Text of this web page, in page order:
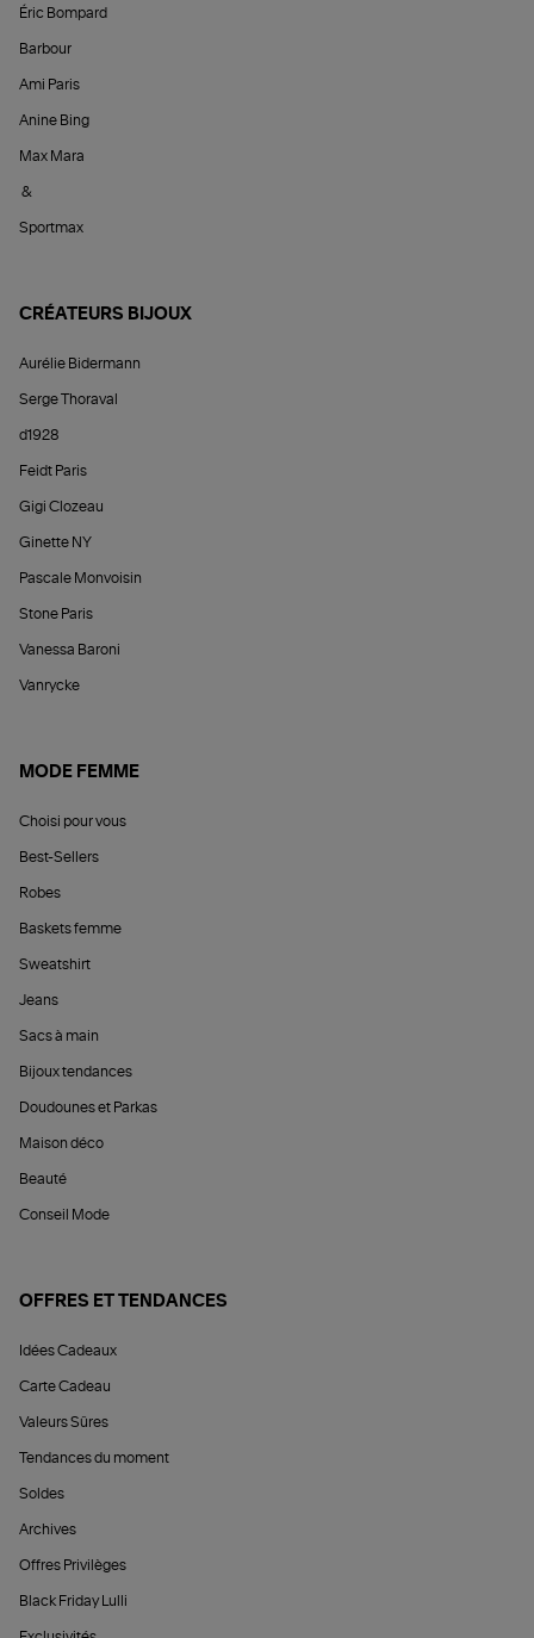
Éric Bompard
Barbour
Ami Paris
Anine Bing
Max Mara
&
Sportmax
CRÉATEURS BIJOUX
Aurélie Bidermann
Serge Thoraval
d1928
Feidt Paris
Gigi Clozeau
Ginette NY
Pascale Monvoisin
Stone Paris
Vanessa Baroni
Vanrycke
MODE FEMME
Choisi pour vous
Best-Sellers
Robes
Baskets femme
Sweatshirt
Jeans
Sacs à main
Bijoux tendances
Doudounes et Parkas
Maison déco
Beauté
Conseil Mode
OFFRES ET TENDANCES
Idées Cadeaux
Carte Cadeau
Valeurs Sûres
Tendances du moment
Soldes
Archives
Offres Privilèges
Black Friday Lulli